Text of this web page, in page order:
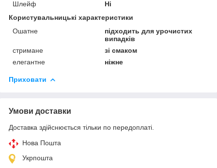
Шлейф
Ні
Користувальницькі характеристики
Ошатне
підходить для урочистих
випадків
стримане
зі смаком
елегантне
ніжне
Приховати
Умови доставки
Доставка здійснюється тільки по передоплаті.
Нова Пошта
Укрпошта